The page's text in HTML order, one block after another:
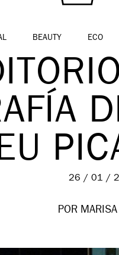
BEAUTY ECO
26 / 01 /
POR MARISA